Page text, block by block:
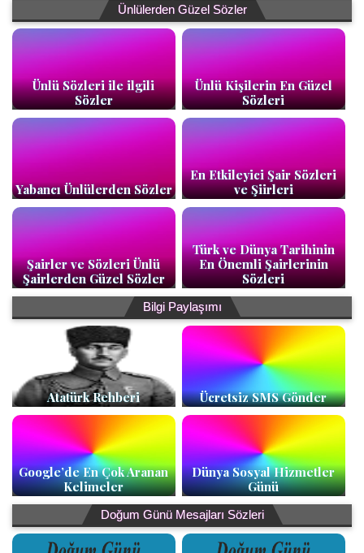
Ünlülerden Güzel Sözler
Ünlü Sözleri ile ilgili
Sözler
Ünlü Kişilerin En Güzel
Sözleri
Yabancı Ünlülerden Sözler
En Etkileyici Şair Sözleri
ve Şiirleri
Şairler ve Sözleri Ünlü
Şairlerden Güzel Sözler
Türk ve Dünya Tarihinin
En Önemli Şairlerinin
Sözleri
Bilgi Paylaşımı
Atatürk Rehberi Ücretsiz SMS Gönder
Google’de En Çok Aranan
Kelimeler
Dünya Sosyal Hizmetler
Günü
Doğum Günü Mesajları Sözleri